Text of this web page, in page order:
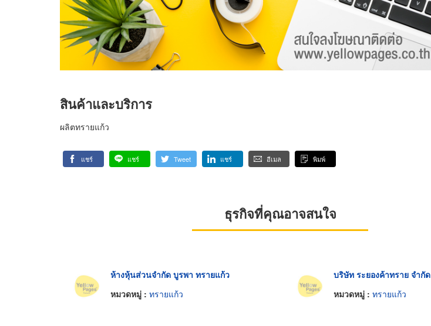
สินค้าและบริการ
ผลิตทรายแก้ว
แชร์ แชร์ Tweet แชร์ อีเมล พิมพ์
ธุรกิจที่คุณอาจสนใจ
ห้างหุ้นส่วนจำกัด บูรพา ทรายแก้ว
หมวดหมู่ : ทรายแก้ว
บริษัท ระยองค้าทราย จำกัด
หมวดหมู่ : ทรายแก้ว